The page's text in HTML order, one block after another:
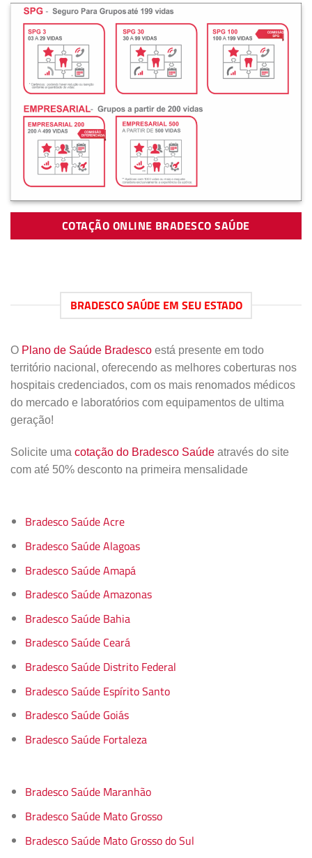
COTAÇÃO ONLINE BRADESCO SAÚDE
BRADESCO SAÚDE EM SEU ESTADO
O Plano de Saúde Bradesco está presente em todo
território nacional, oferecendo as melhores coberturas nos
hospitais credenciados, com os mais renomados médicos
do mercado e laboratórios com equipamentos de ultima
geração!
Solicite uma cotação do Bradesco Saúde através do site
com até 50% desconto na primeira mensalidade
Bradesco Saúde Acre
Bradesco Saúde Alagoas
Bradesco Saúde Amapá
Bradesco Saúde Amazonas
Bradesco Saúde Bahia
Bradesco Saúde Ceará
Bradesco Saúde Distrito Federal
Bradesco Saúde Espírito Santo
Bradesco Saúde Goiás
Bradesco Saúde Fortaleza
Bradesco Saúde Maranhão
Bradesco Saúde Mato Grosso
Bradesco Saúde Mato Grosso do Sul